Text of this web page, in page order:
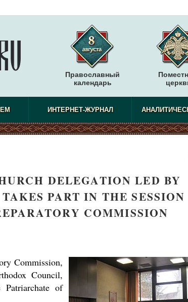
Православный
календарь
ИНТЕРНЕТ-ЖУРНАЛ
DELEGATION LED BY
PART IN THE SESSION
COMMISSION
Commission,
Council,
of